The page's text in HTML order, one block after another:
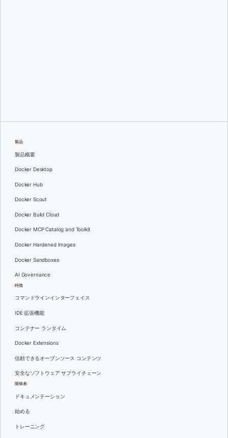
製品
製品概要
Docker Desktop
Docker Hub
Docker Scout
Docker Build Cloud
Docker MCP Catalog and Toolkit
Docker Hardened Images
Docker Sandboxes
AI Governance
特徴
コマンドラインインターフェイス
IDE 拡張機能
コンテナー ランタイム
Docker Extensions
信頼できるオープンソース コンテンツ
安全なソフトウェア サプライチェーン
開発者
ドキュメンテーション
始める
トレーニング